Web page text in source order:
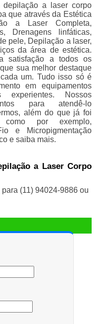
depilação a laser corpo
que através da Estética
a Laser Completa,
Drenagens linfáticas,
pele, Depilação a laser,
da área de estética.
satisfação a todos os
sua melhor destaque
um. Tudo isso só é
em equipamentos
experientes. Nossos
para atendê-lo
além do que já foi
como por exemplo,
e Micropigmentação
e saiba mais.
a Laser Corpo
para (11) 94024-9886ou